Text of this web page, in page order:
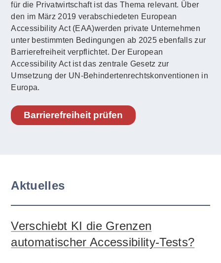
für die Privatwirtschaft ist das Thema relevant. Über
den im März 2019 verabschiedeten European
Accessibility Act (EAA)werden private Unternehmen
unter bestimmten Bedingungen ab 2025 ebenfalls zur
Barrierefreiheit verpflichtet. Der European
Accessibility Act ist das zentrale Gesetz zur
Umsetzung der UN-Behindertenrechtskonventionen in
Europa.
Barrierefreiheit prüfen
Aktuelles
Verschiebt KI die Grenzen
automatischer Accessibility-Tests?